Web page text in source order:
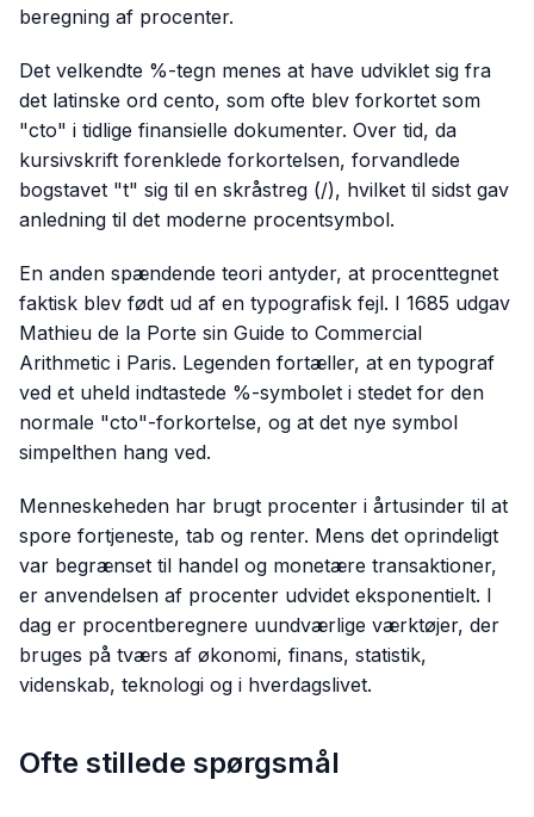
beregning af procenter.
Det velkendte %-tegn menes at have udviklet sig fra
det latinske ord cento, som ofte blev forkortet som
"cto" i tidlige finansielle dokumenter. Over tid, da
kursivskrift forenklede forkortelsen, forvandlede
bogstavet "t" sig til en skråstreg (/), hvilket til sidst gav
anledning til det moderne procentsymbol.
En anden spændende teori antyder, at procenttegnet
faktisk blev født ud af en typografisk fejl. I 1685 udgav
Mathieu de la Porte sin Guide to Commercial
Arithmetic i Paris. Legenden fortæller, at en typograf
ved et uheld indtastede %-symbolet i stedet for den
normale "cto"-forkortelse, og at det nye symbol
simpelthen hang ved.
Menneskeheden har brugt procenter i årtusinder til at
spore fortjeneste, tab og renter. Mens det oprindeligt
var begrænset til handel og monetære transaktioner,
er anvendelsen af procenter udvidet eksponentielt. I
dag er procentberegnere uundværlige værktøjer, der
bruges på tværs af økonomi, finans, statistik,
videnskab, teknologi og i hverdagslivet.
Ofte stillede spørgsmål